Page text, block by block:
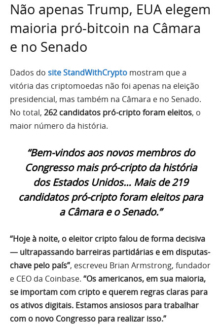
Não apenas Trump, EUA elegem
maioria pró-bitcoin na Câmara
e no Senado
Dados do site StandWithCrypto mostram que a
vitória das criptomoedas não foi apenas na eleição
presidencial, mas também na Câmara e no Senado.
No total, 262 candidatos pró-cripto foram eleitos, o
maior número da história.
“Bem-vindos aos novos membros do
Congresso mais pró-cripto da história
dos Estados Unidos… Mais de 219
candidatos pró-cripto foram eleitos para
a Câmara e o Senado.”
“Hoje à noite, o eleitor cripto falou de forma decisiva
— ultrapassando barreiras partidárias e em disputas-
chave pelo país”, escreveu Brian Armstrong, fundador
e CEO da Coinbase. “Os americanos, em sua maioria,
se importam com cripto e querem regras claras para
os ativos digitais. Estamos ansiosos para trabalhar
com o novo Congresso para realizar isso.”